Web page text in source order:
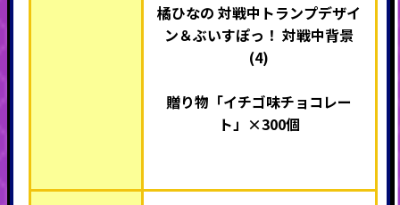
橘ひなの 対戦中トランプデザイ
ン＆ぶいすぽっ！ 対戦中背景
(4)
贈り物「イチゴ味チョコレー
ト」×300個